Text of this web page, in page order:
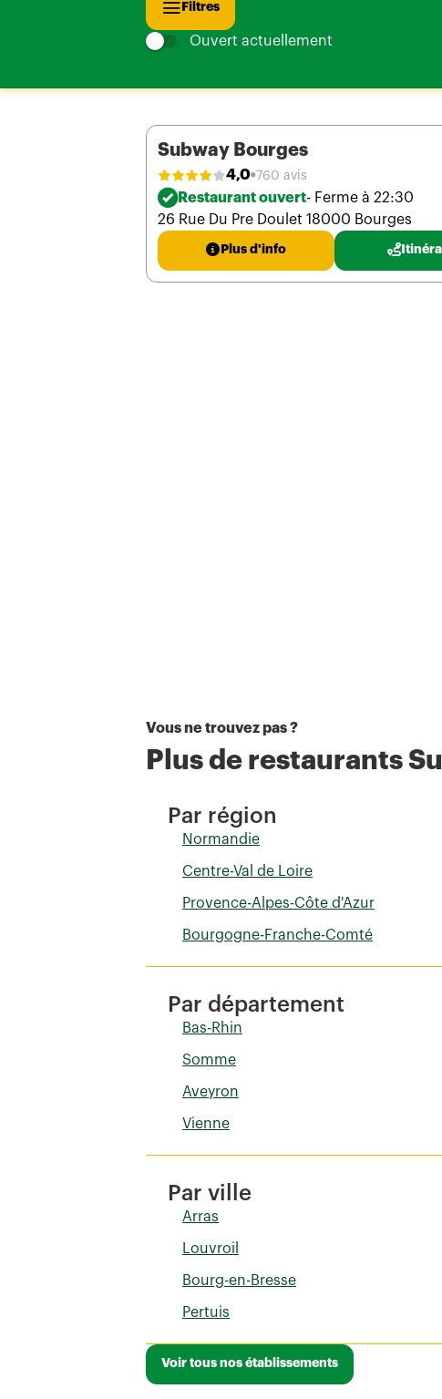
Filtres
Ouvert actuellement
Subway Bourges
4,0 760 avis
Restaurant ouvert- Ferme à 22:30
26 Rue Du Pre Doulet 18000 Bourges
Plus d'info
Vous ne trouvez pas ?
Plus de restaurants
Par région
Normandie
Centre-Val de Loire
Provence-Alpes-Côte d'Azur
Bourgogne-Franche-Comté
Par département
Bas-Rhin
Somme
Aveyron
Vienne
Par ville
Arras
Louvroil
Bourg-en-Bresse
Pertuis
Voir tous nos établissements